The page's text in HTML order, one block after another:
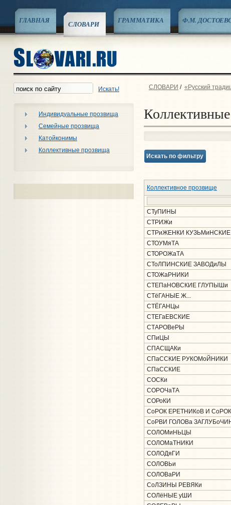
ГЛАВНАЯ СЛОВАРИ ГРАММАТИКА Ф.М.
Искать!
Индивидуальные прозвища
Семейные прозвища
Катойконимы
Коллективные прозвища
СЛОВАРИ / «Русский
Искать по фильтру
Коллективное прозвище
СТуПИНЫ
СТРИЖи
СТРиЖЕНКИ КУЗЬМиНСКИЕ
СТОУМяТА
СТОРОЖаТА
СТоЛПИНСКИЕ ЗАВОДиЛЫ
СТОЖаРНИКИ
СТЕПаНОВСКИЕ ГЛУПЫШи
СТёГАНЫЕ Ж...
СТЁГАНЦы
СТЕГаЕВСКИЕ
СТАРОВеРЫ
СПиЦЫ
СПАСЩАКи
СПаССКИЕ РУКОМоЙНИКИ
СПаССКИЕ
СОСКи
СОРОЧаТА
СОРоКИ
СоРОК ЕРЕТНИКоВ И
СоРВИ ГОЛОВа
СОЛОМиНЬЦЫ
СОЛОМаТНИКИ
СОЛОДяГИ
СОЛОВЬи
СОЛОВаРИ
СоЛЗИНЫ РЕВЯКи
СОЛёНЫЕ уШИ